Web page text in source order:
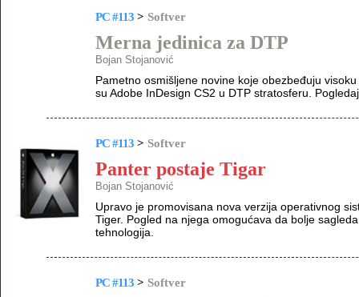
PC #113 > Softver
Merna jedinica za DTP
Bojan Stojanović
Pametno osmišljene novine koje obezbeđuju
su Adobe InDesign CS2 u DTP stratosferu.
PC #113 > Softver
Panter postaje Tigar
Bojan Stojanović
Upravo je promovisana nova verzija operativnog
Tiger. Pogled na njega omogućava da bolje
tehnologija.
PC #113 > Softver